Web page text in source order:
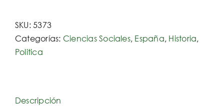
SKU:5373
Categorías: Ciencias Sociales, España, Historia,
Politica
Descripción